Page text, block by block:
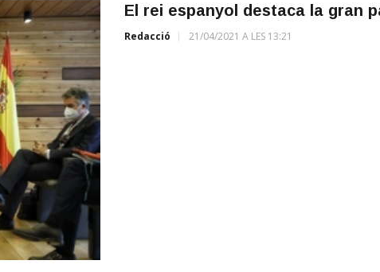
El rei espanyol destaca la gran
Redacció 21/04/2021 A LES 13:21